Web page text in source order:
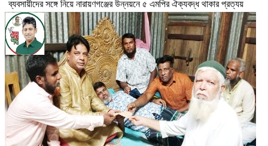
ব্যবসায়ীদের সঙ্গে নিয়ে নারায়ণগঞ্জের উন্নয়নে ৫ এমপির ঐক্যবদ্ধ থাকার প্রত্যয়